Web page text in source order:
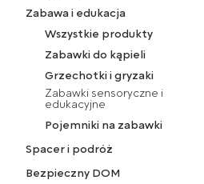
Zabawa i edukacja
Wszystkie produkty
Zabawki do kąpieli
Grzechotki i gryzaki
Zabawki sensoryczne i
edukacyjne
Pojemniki na zabawki
Spacer i podróż
Bezpieczny DOM